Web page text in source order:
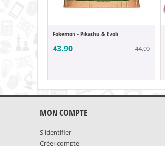
Pokemon - Pikachu & Evoli
43.90 44.90
MON COMPTE
S'identifier
Créer compte